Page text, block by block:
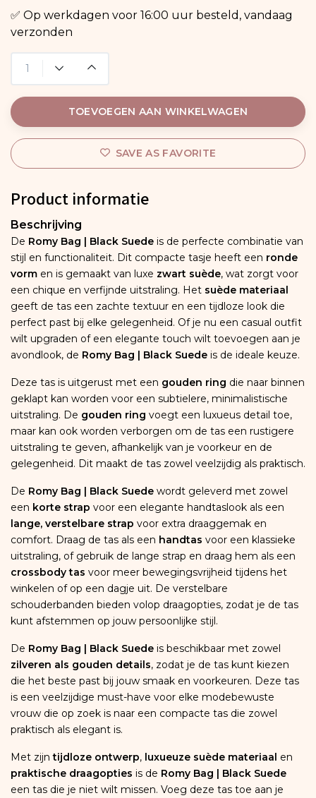
✅ Op werkdagen voor 16:00 uur besteld, vandaag
verzonden
TOEVOEGEN AAN WINKELWAGEN
SAVE AS FAVORITE
Product informatie
Beschrijving
De Romy Bag | Black Suede is de perfecte combinatie van
stijl en functionaliteit. Dit compacte tasje heeft een ronde
vorm en is gemaakt van luxe zwart suède, wat zorgt voor
een chique en verfijnde uitstraling. Het suède materiaal
geeft de tas een zachte textuur en een tijdloze look die
perfect past bij elke gelegenheid. Of je nu een casual outfit
wilt upgraden of een elegante touch wilt toevoegen aan je
avondlook, de Romy Bag | Black Suede is de ideale keuze.
Deze tas is uitgerust met een gouden ring die naar binnen
geklapt kan worden voor een subtielere, minimalistische
uitstraling. De gouden ring voegt een luxueus detail toe,
maar kan ook worden verborgen om de tas een rustigere
uitstraling te geven, afhankelijk van je voorkeur en de
gelegenheid. Dit maakt de tas zowel veelzijdig als praktisch.
De Romy Bag | Black Suede wordt geleverd met zowel
een korte strap voor een elegante handtaslook als een
lange, verstelbare strap voor extra draaggemak en
comfort. Draag de tas als een handtas voor een klassieke
uitstraling, of gebruik de lange strap en draag hem als een
crossbody tas voor meer bewegingsvrijheid tijdens het
winkelen of op een dagje uit. De verstelbare
schouderbanden bieden volop draagopties, zodat je de tas
kunt afstemmen op jouw persoonlijke stijl.
De Romy Bag | Black Suede is beschikbaar met zowel
zilveren als gouden details, zodat je de tas kunt kiezen
die het beste past bij jouw smaak en voorkeuren. Deze tas
is een veelzijdige must-have voor elke modebewuste
vrouw die op zoek is naar een compacte tas die zowel
praktisch als elegant is.
Met zijntijdloze ontwerp, luxueuze suède materiaal en
praktische draagopties is de Romy Bag | Black Suede
een tas die je niet wilt missen. Voeg deze tas toe aan je